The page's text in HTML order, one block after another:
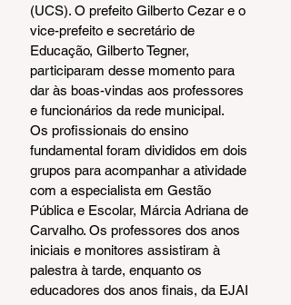
(UCS). O prefeito Gilberto Cezar e o
vice-prefeito e secretário de
Educação, Gilberto Tegner,
participaram desse momento para
dar às boas-vindas aos professores
e funcionários da rede municipal.
Os profissionais do ensino
fundamental foram divididos em dois
grupos para acompanhar a atividade
com a especialista em Gestão
Pública e Escolar, Márcia Adriana de
Carvalho. Os professores dos anos
iniciais e monitores assistiram à
palestra à tarde, enquanto os
educadores dos anos finais, da EJAI